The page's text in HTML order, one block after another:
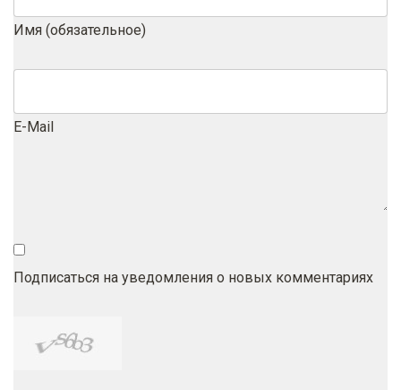
Имя (обязательное)
E-Mail
Подписаться на уведомления о новых комментариях